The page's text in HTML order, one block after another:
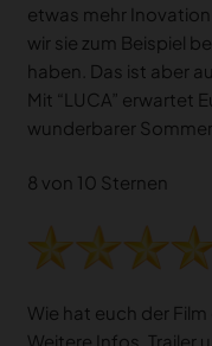
etwas mehr
wir sie zum Beispiel
haben. Das ist aber
Mit “LUCA” erwartet
wunderbarer
8 von 10 Sternen
Wie hat euch der
Weitere Infos, Trailer